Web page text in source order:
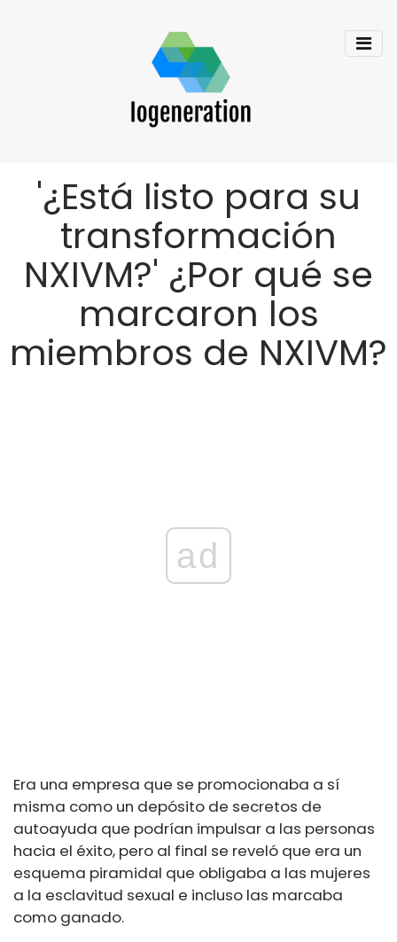
'¿Está listo para su
transformación
NXIVM?' ¿Por qué se
marcaron los
miembros de NXIVM?
ad
Era una empresa que se promocionaba a sí
misma como un depósito de secretos de
autoayuda que podrían impulsar a las personas
hacia el éxito, pero al final se reveló que era un
esquema piramidal que obligaba a las mujeres
a la esclavitud sexual e incluso las marcaba
como ganado.